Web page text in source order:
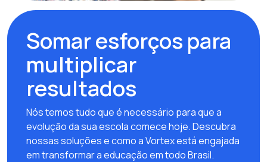
Somar esforços para
multiplicar
resultados
Nós temos tudo que é necessário para que a
evolução da sua escola comece hoje. Descubra
nossas soluções e como a Vortex está engajada
em transformar a educação em todo Brasil.